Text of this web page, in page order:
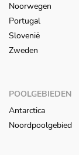
Noorwegen
Portugal
Slovenië
Zweden
POOLGEBIEDEN
Antarctica
Noordpoolgebied